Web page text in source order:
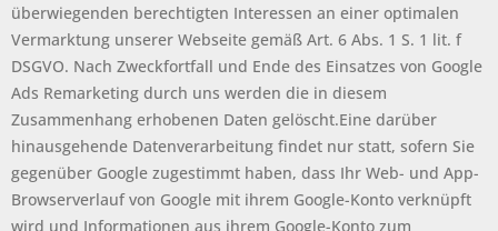
überwiegenden berechtigten Interessen an einer optimalen
Vermarktung unserer Webseite gemäß Art. 6 Abs. 1 S. 1 lit. f
DSGVO. Nach Zweckfortfall und Ende des Einsatzes von Google
Ads Remarketing durch uns werden die in diesem
Zusammenhang erhobenen Daten gelöscht.Eine darüber
hinausgehende Datenverarbeitung findet nur statt, sofern Sie
gegenüber Google zugestimmt haben, dass Ihr Web- und App-
Browserverlauf von Google mit ihrem Google-Konto verknüpft
wird und Informationen aus ihrem Google-Konto zum